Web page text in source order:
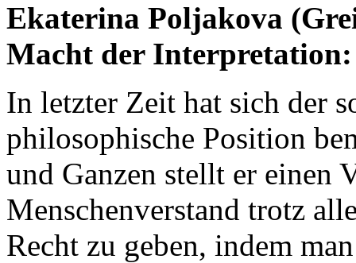
Ekaterina Poljakova
Macht der Interpretation:
In letzter Zeit hat sich der
philosophische Position
und Ganzen stellt er einen
Menschenverstand trotz
Recht zu geben, indem